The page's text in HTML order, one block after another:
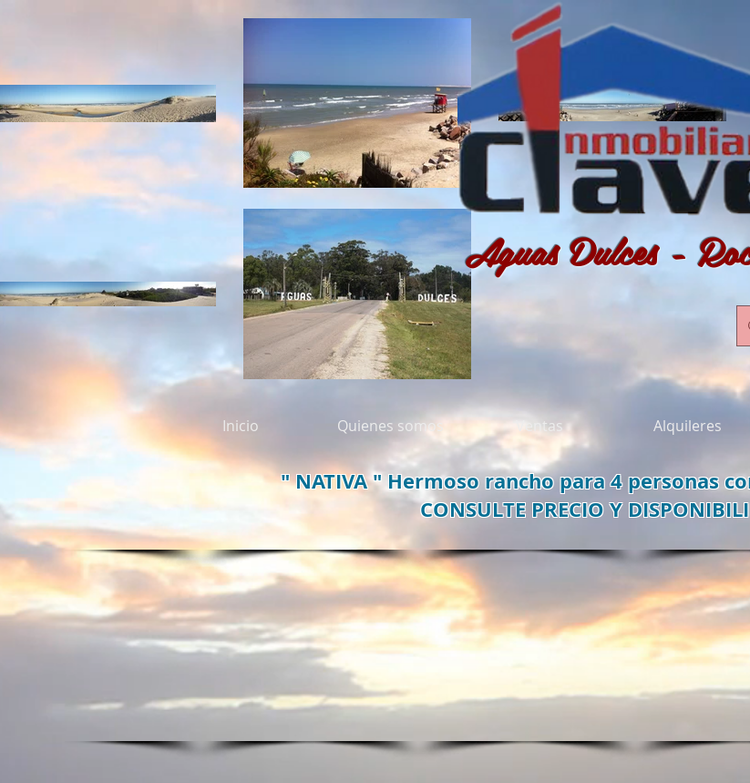
Aguas Dulces -
" NATIVA " Hermoso rancho para 4 personas
CONSULTE PRECIO Y
Inicio Quienes somos Ventas Alquileres